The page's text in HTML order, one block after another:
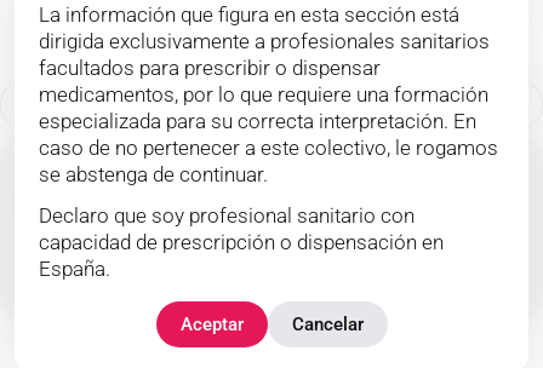
Cabello y uñas Piel Dolor
Ver producto
La información que figura en esta sección está
dirigida exclusivamente a profesionales sanitarios
facultados para prescribir o dispensar
medicamentos, por lo que requiere una formación
especializada para su correcta interpretación. En
caso de no pertenecer a este colectivo, le rogamos
se abstenga de continuar.
Declaro que soy profesional sanitario con
capacidad de prescripción o dispensación en
España.
Aceptar Cancelar